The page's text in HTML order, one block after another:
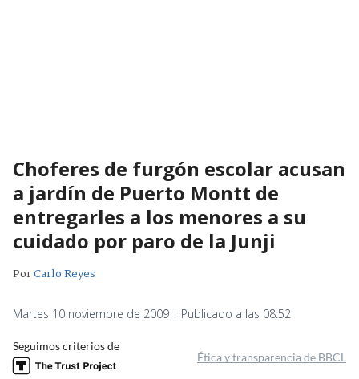
Choferes de furgón escolar acusan
a jardín de Puerto Montt de
entregarles a los menores a su
cuidado por paro de la Junji
PorCarlo Reyes
Martes 10 noviembre de 2009 | Publicado a las 08:52
Seguimos criterios de
Ética y transparencia de BBCL